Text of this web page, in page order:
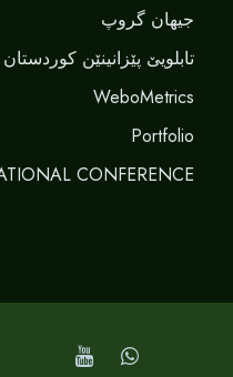
جیهان گروپ
تابلویێ پێزانینێن کوردستان
WeboMetrics
Portfolio
CONFERENCE